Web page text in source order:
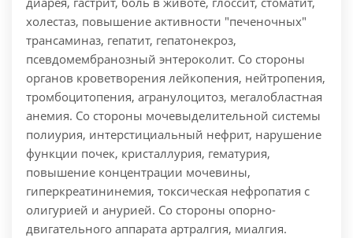
холестаз, повышение активности "печеночных"
трансаминаз, гепатит, гепатонекроз,
псевдомембранозный энтероколит. Со стороны
органов кроветворения лейкопения, нейтропения,
тромбоцитопения, агранулоцитоз, мегалобластная
анемия. Со стороны мочевыделительной системы
полиурия, интерстициальный нефрит, нарушение
функции почек, кристаллурия, гематурия,
повышение концентрации мочевины,
гиперкреатининемия, токсическая нефропатия с
олигурией и анурией. Со стороны опорно-
двигательного аппарата артралгия, миалгия.